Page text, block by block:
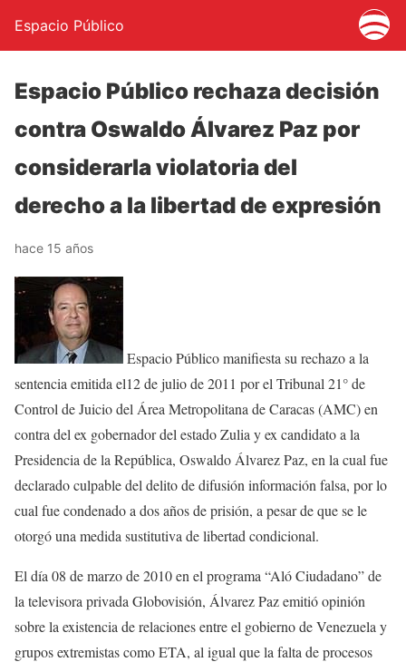
Espacio Público
Espacio Público rechaza decisión
contra Oswaldo Álvarez Paz por
considerarla violatoria del
derecho a la libertad de expresión
hace 15 años
Espacio Público manifiesta su rechazo a la
sentencia emitida el12 de julio de 2011 por el Tribunal 21° de
Control de Juicio del Área Metropolitana de Caracas (AMC) en
contra del ex gobernador del estado Zulia y ex candidato a la
Presidencia de la República, Oswaldo Álvarez Paz, en la cual fue
declarado culpable del delito de difusión información falsa, por lo
cual fue condenado a dos años de prisión, a pesar de que se le
otorgó una medida sustitutiva de libertad condicional.
El día 08 de marzo de 2010 en el programa “Aló Ciudadano” de
la televisora privada Globovisión, Álvarez Paz emitió opinión
sobre la existencia de relaciones entre el gobierno de Venezuela y
grupos extremistas como ETA, al igual que la falta de procesos